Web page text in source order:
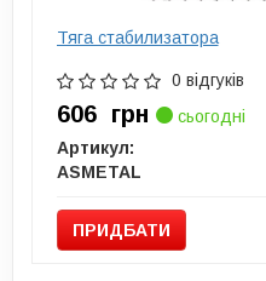
Тяга стабилизатора
0 відгуків
606 грн
сьогодні
Артикул:
ASMETAL
ПРИДБАТИ